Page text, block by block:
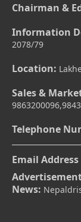
Chairman &
Information
2078/79
Location:
Sales &
Telephone
Email Address
News: